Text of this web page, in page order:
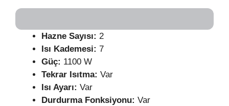
Hazne Sayısı: 2
Isı Kademesi: 7
Güç: 1100 W
Tekrar Isıtma: Var
Isı Ayarı: Var
Durdurma Fonksiyonu: Var